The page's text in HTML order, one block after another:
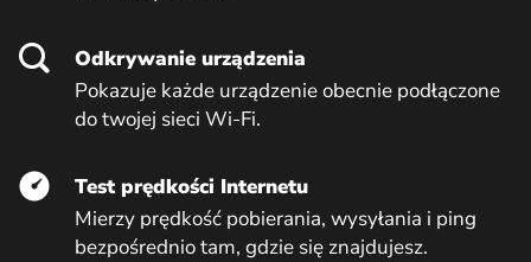
Odkrywanie urządzenia
Pokazuje każde urządzenie obecnie podłączone
do twojej sieci Wi-Fi.
Test prędkości Internetu
Mierzy prędkość pobierania, wysyłania i ping
bezpośrednio tam, gdzie się znajdujesz.